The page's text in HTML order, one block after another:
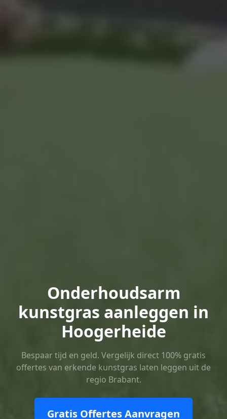
Onderhoudsarm
kunstgras aanleggen in
Hoogerheide
Bespaar tijd en geld. Vergelijk direct 100% gratis
offertes van erkende kunstgras laten leggen uit de
regio Brabant.
Gratis Offertes Aanvragen